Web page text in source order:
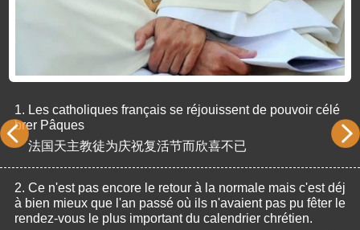
1. Les catholiques français se réjouissent de pouvoir célé
brer Pâques
法国天主教徒为庆祝复活节而欣喜不已
2. Ce n'est pas encore le retour à la normale mais c'est déj
à bien mieux que l'an passé où ils n'avaient pas pu fêter le
rendez-vous le plus important du calendrier chrétien.